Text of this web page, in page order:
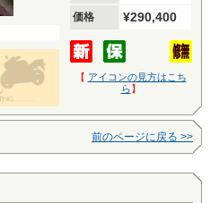
価格
¥290,400
【 アイコンの見方はこち
ら】
前のページに戻る >>